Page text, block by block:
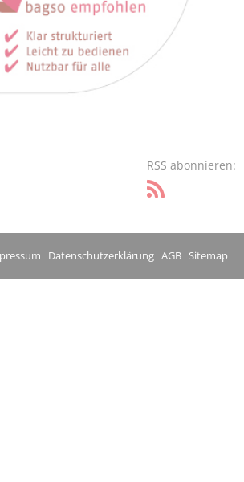
RSS abonnieren:
Datenschutzerklärung AGB Sitemap